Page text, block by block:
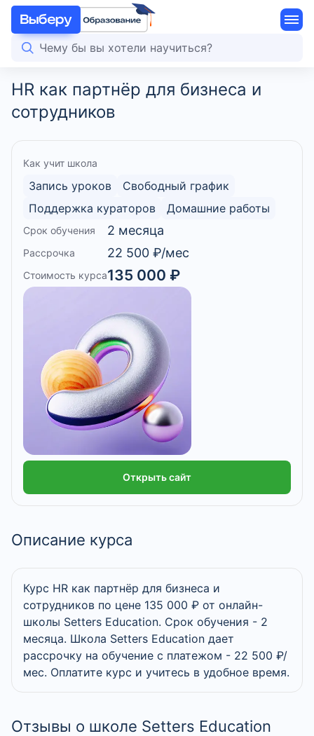
HR как партнёр для бизнеса и
сотрудников
Как учит школа
Запись уроков
Свободный график
Поддержка кураторов
Домашние работы
Срок обучения 2 месяца
Рассрочка 22 500 ₽/мес
Стоимость курса135 000 ₽
Открыть сайт
Описание курса
Курс HR как партнёр для бизнеса и
сотрудников по цене 135 000 ₽ от онлайн-
школы Setters Education. Срок обучения - 2
месяца. Школа Setters Education дает
рассрочку на обучение с платежом - 22 500 ₽/
мес. Оплатите курс и учитесь в удобное время.
Отзывы о школе Setters Education